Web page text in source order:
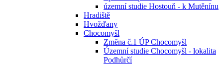
územní studie Hostouň - k Mutěnínu
Hradiště
Hvožďany
Chocomyšl
Změna č.1 ÚP Chocomyšl
Územní studie Chocomyšl - lokalita
Podhůrčí